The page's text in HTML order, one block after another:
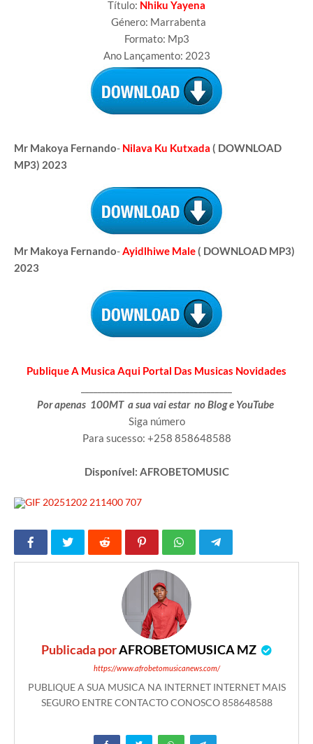
Título: Nhiku Yayena
Género: Marrabenta
Formato: Mp3
Ano Lançamento: 2023
Mr Makoya Fernando- Nilava Ku Kutxada ( DOWNLOAD
MP3) 2023
Mr Makoya Fernando-Ayidlhiwe Male( DOWNLOAD MP3)
2023
Publique A Musica Aqui Portal Das Musicas Novidades
Por apenas 100MT a sua vai estar no Blog e YouTube
Siga número
Para sucesso: +258 858648588
Disponível: AFROBETOMUSIC
Publicada porAFROBETOMUSICA MZ
https://www.afrobetomusicanews.com/
PUBLIQUE A SUA MUSICA NA INTERNET INTERNET MAIS
SEGURO ENTRE CONTACTO CONOSCO 858648588